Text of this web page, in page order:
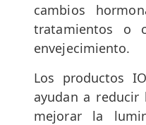
cambios
tratamientos o
envejecimiento.
Los productos
ayudan a
mejorar la